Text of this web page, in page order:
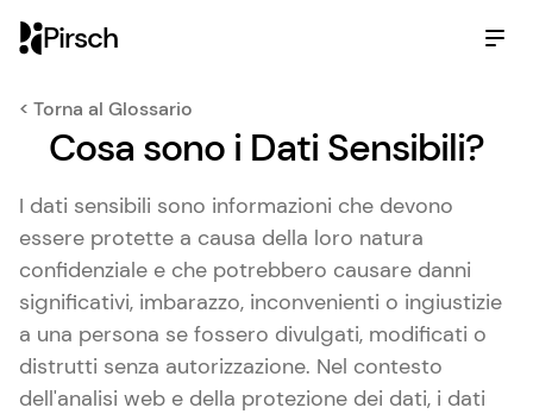
Pirsch
< Torna al Glossario
Cosa sono i Dati Sensibili?
I dati sensibili sono informazioni che devono
essere protette a causa della loro natura
confidenziale e che potrebbero causare danni
significativi, imbarazzo, inconvenienti o ingiustizie
a una persona se fossero divulgati, modificati o
distrutti senza autorizzazione. Nel contesto
dell'analisi web e della protezione dei dati, i dati